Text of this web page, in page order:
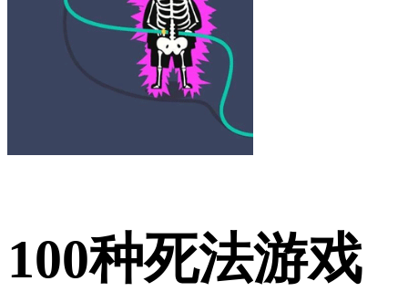
100种死法游戏